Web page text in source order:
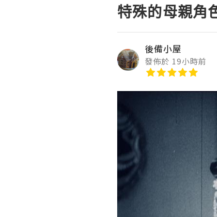
特殊的母親角
後備小屋
發佈於 19小時前